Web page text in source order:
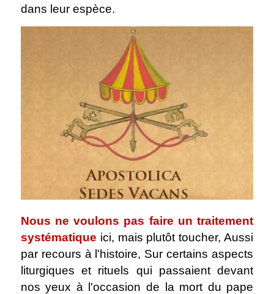
dans leur espèce.
Nous ne voulons pas faire un traitement
systématique ici, mais plutôt toucher, Aussi
par recours à l'histoire, Sur certains aspects
liturgiques et rituels qui passaient devant
nos yeux à l'occasion de la mort du pape